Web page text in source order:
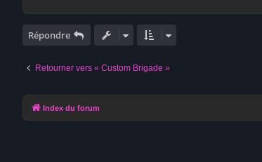
Répondre
Retourner vers « Custom Brigade »
Index du forum